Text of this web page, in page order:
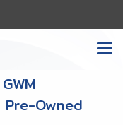
GWM
Owned